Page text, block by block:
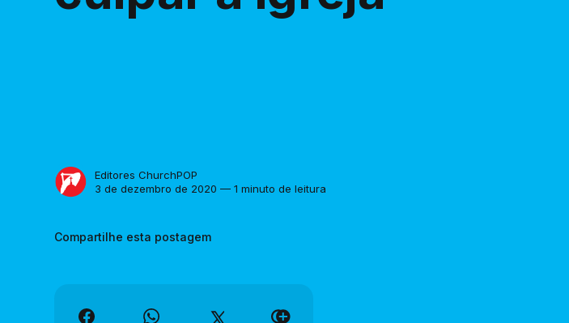
Editores ChurchPOP
3 de dezembro de 2020 — 1 minuto de leitura
Compartilhe esta postagem